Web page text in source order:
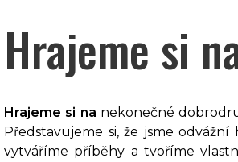
Hrajeme si
Hrajeme si na nekonečné
Představujeme si, že jsme
vytváříme příběhy a tvoříme